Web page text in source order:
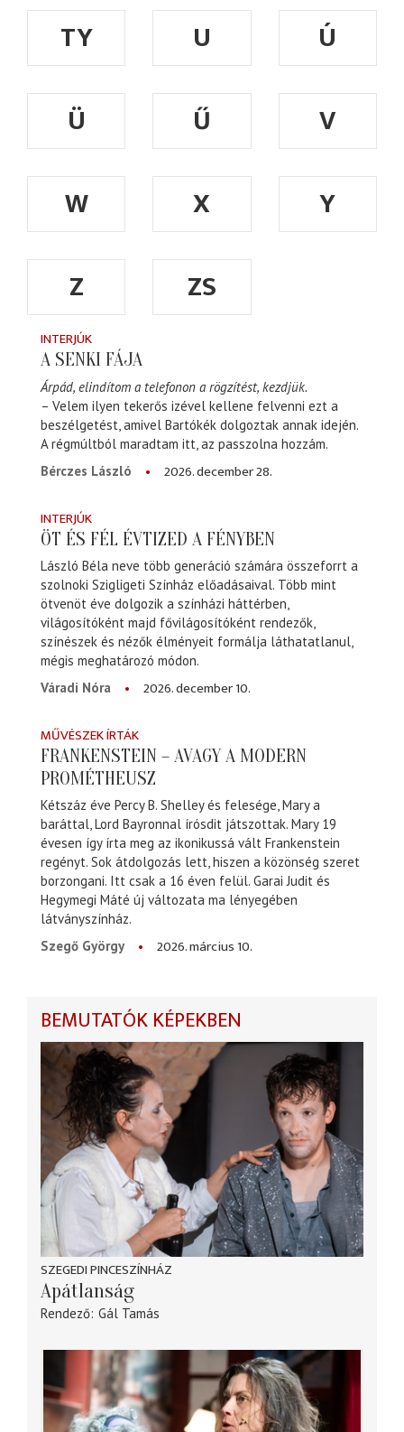
TY U
Ú
Ü
Ű
V
W
X
Y
Z
ZS
INTERJÚK
A SENKI FÁJA
Árpád, elindítom a telefonon a rögzítést, kezdjük.
– Velem ilyen tekerős izével kellene felvenni ezt a
beszélgetést, amivel Bartókék dolgoztak annak idején.
A régmúltból maradtam itt, az passzolna hozzám.
Bérczes László
2026. december 28.
INTERJÚK
ÖT ÉS FÉL ÉVTIZED A FÉNYBEN
László Béla neve több generáció számára összeforrt a
szolnoki Szigligeti Színház előadásaival. Több mint
ötvenöt éve dolgozik a színházi háttérben,
világosítóként majd fővilágosítóként rendezők,
színészek és nézők élményeit formálja láthatatlanul,
mégis meghatározó módon.
Váradi Nóra
2026. december 10.
MŰVÉSZEK ÍRTÁK
FRANKENSTEIN – AVAGY A MODERN
PROMÉTHEUSZ
Kétszáz éve Percy B. Shelley és felesége, Mary a
baráttal, Lord Bayronnal írósdit játszottak. Mary 19
évesen így írta meg az ikonikussá vált Frankenstein
regényt. Sok átdolgozás lett, hiszen a közönség szeret
borzongani. Itt csak a 16 éven felül. Garai Judit és
Hegymegi Máté új változata ma lényegében
látványszínház.
Szegő György
2026. március 10.
BEMUTATÓK KÉPEKBEN
SZEGEDI PINCESZÍNHÁZ
Apátlanság
Rendező Gál Tamás